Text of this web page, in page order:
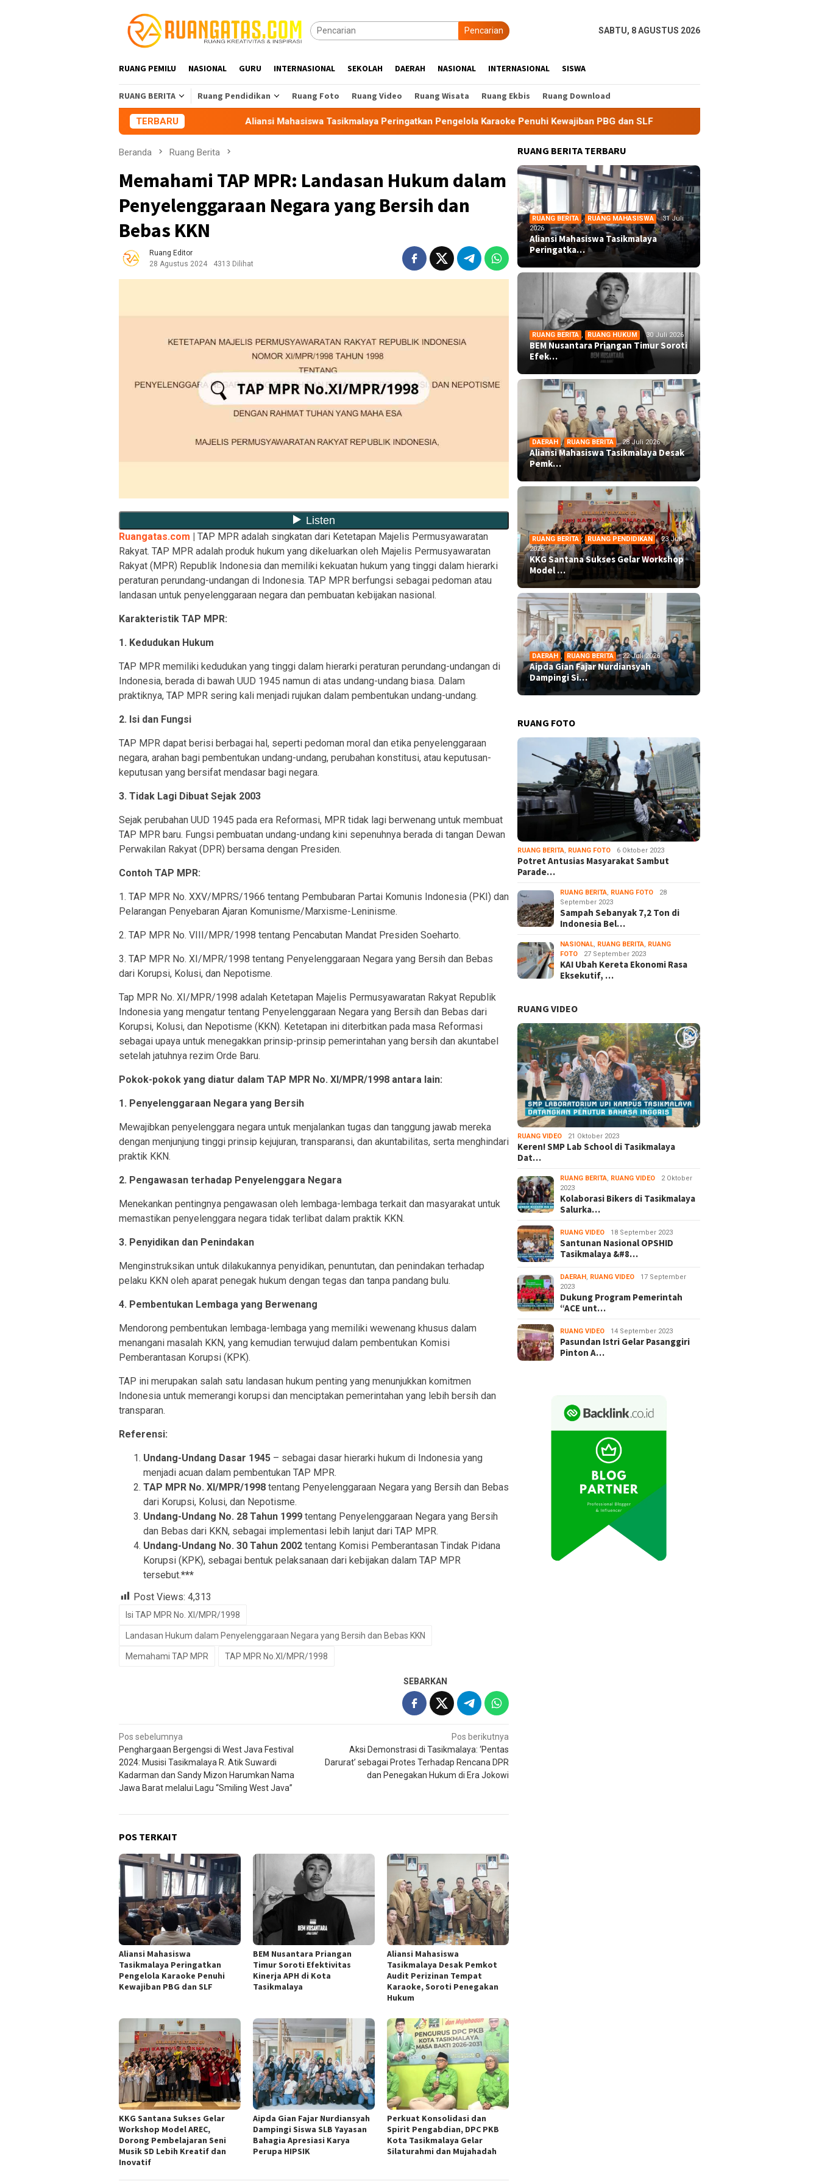
Pencarian SABTU, 8 AGUSTUS 2026
RUANG PEMILU NASIONAL GURU INTERNASIONAL SEKOLAH DAERAH NASIONAL INTERNASIONAL SISWA
RUANG BERITA Ruang Pendidikan Ruang Foto Ruang Video Ruang Wisata Ruang Ekbis Ruang Download
TERBARUAliansi Mahasiswa Tasikmalaya Peringatkan Pengelola Karaoke Penuhi Kewajiban PBG dan SLF BEM Nusantara Priangan Timur Soroti
Beranda Ruang Berita
Memahami TAP MPR: Landasan Hukum dalam
Penyelenggaraan Negara yang Bersih dan
Bebas KKN
Ruang Editor
28 Agustus 2024
4313 Dilihat
Ruangatas.com
TAP MPR adalah singkatan dari Ketetapan Majelis Permusyawaratan
Rakyat. TAP MPR adalah produk hukum yang dikeluarkan oleh Majelis Permusyawaratan
Rakyat (MPR) Republik Indonesia dan memiliki kekuatan hukum yang tinggi dalam hierarki
peraturan perundang-undangan di Indonesia. TAP MPR berfungsi sebagai pedoman atau
landasan untuk penyelenggaraan negara dan pembuatan kebijakan nasional.
Karakteristik TAP MPR:
1. Kedudukan Hukum
TAP MPR memiliki kedudukan yang tinggi dalam hierarki peraturan perundang-undangan di
Indonesia, berada di bawah UUD 1945 namun di atas undang-undang biasa. Dalam
praktiknya, TAP MPR sering kali menjadi rujukan dalam pembentukan undang-undang.
2. Isi dan Fungsi
TAP MPR dapat berisi berbagai hal, seperti pedoman moral dan etika penyelenggaraan
negara, arahan bagi pembentukan undang-undang, perubahan konstitusi, atau keputusan-
keputusan yang bersifat mendasar bagi negara.
3. Tidak Lagi Dibuat Sejak 2003
Sejak perubahan UUD 1945 pada era Reformasi, MPR tidak lagi berwenang untuk membuat
TAP MPR baru. Fungsi pembuatan undang-undang kini sepenuhnya berada di tangan Dewan
Perwakilan Rakyat (DPR) bersama dengan Presiden.
Contoh TAP MPR:
1. TAP MPR No. XXV/MPRS/1966 tentang Pembubaran Partai Komunis Indonesia (PKI) dan
Pelarangan Penyebaran Ajaran Komunisme/Marxisme-Leninisme.
2. TAP MPR No. VIII/MPR/1998 tentang Pencabutan Mandat Presiden Soeharto.
3. TAP MPR No. XI/MPR/1998 tentang Penyelenggaraan Negara yang Bersih dan Bebas
dari Korupsi, Kolusi, dan Nepotisme.
Tap MPR No. XI/MPR/1998 adalah Ketetapan Majelis Permusyawaratan Rakyat Republik
Indonesia yang mengatur tentang Penyelenggaraan Negara yang Bersih dan Bebas dari
Korupsi, Kolusi, dan Nepotisme (KKN). Ketetapan ini diterbitkan pada masa Reformasi
sebagai upaya untuk menegakkan prinsip-prinsip pemerintahan yang bersih dan akuntabel
setelah jatuhnya rezim Orde Baru.
Pokok-pokok yang diatur dalam TAP MPR No. XI/MPR/1998 antara lain:
1. Penyelenggaraan Negara yang Bersih
Mewajibkan penyelenggara negara untuk menjalankan tugas dan tanggung jawab mereka
dengan menjunjung tinggi prinsip kejujuran, transparansi, dan akuntabilitas, serta menghindari
praktik KKN.
2. Pengawasan terhadap Penyelenggara Negara
Menekankan pentingnya pengawasan oleh lembaga-lembaga terkait dan masyarakat untuk
memastikan penyelenggara negara tidak terlibat dalam praktik KKN.
3. Penyidikan dan Penindakan
Menginstruksikan untuk dilakukannya penyidikan, penuntutan, dan penindakan terhadap
pelaku KKN oleh aparat penegak hukum dengan tegas dan tanpa pandang bulu.
4. Pembentukan Lembaga yang Berwenang
Mendorong pembentukan lembaga-lembaga yang memiliki wewenang khusus dalam
menangani masalah KKN, yang kemudian terwujud dalam pembentukan Komisi
Pemberantasan Korupsi (KPK).
TAP ini merupakan salah satu landasan hukum penting yang menunjukkan komitmen
Indonesia untuk memerangi korupsi dan menciptakan pemerintahan yang lebih bersih dan
transparan.
Referensi:
Undang-Undang Dasar 1945 – sebagai dasar hierarki hukum di Indonesia yang
menjadi acuan dalam pembentukan TAP MPR.
TAP MPR No. XI/MPR/1998 tentang Penyelenggaraan Negara yang Bersih dan Bebas
dari Korupsi, Kolusi, dan Nepotisme.
Undang-Undang No. 28 Tahun 1999 tentang Penyelenggaraan Negara yang Bersih
dan Bebas dari KKN, sebagai implementasi lebih lanjut dari TAP MPR.
Undang-Undang No. 30 Tahun 2002 tentang Komisi Pemberantasan Tindak Pidana
Korupsi (KPK), sebagai bentuk pelaksanaan dari kebijakan dalam TAP MPR
tersebut.***
Post Views: 4,313
Isi TAP MPR No. XI/MPR/1998
Landasan Hukum dalam Penyelenggaraan Negara yang Bersih dan Bebas KKN
Memahami TAP MPR TAP MPR No.XI/MPR/1998
SEBARKAN
Navigasi
pos
Pos sebelumnya
Penghargaan Bergengsi di West Java Festival
2024: Musisi Tasikmalaya R. Atik Suwardi
Kadarman dan Sandy Mizon Harumkan Nama
Jawa Barat melalui Lagu “Smiling West Java”
Pos berikutnya
Aksi Demonstrasi di Tasikmalaya: ‘Pentas
Darurat’ sebagai Protes Terhadap Rencana DPR
dan Penegakan Hukum di Era Jokowi
POS TERKAIT
Aliansi Mahasiswa
Tasikmalaya Peringatkan
Pengelola Karaoke Penuhi
Kewajiban PBG dan SLF
BEM Nusantara Priangan
Timur Soroti Efektivitas
Kinerja APH di Kota
Tasikmalaya
Aliansi Mahasiswa
Tasikmalaya Desak Pemkot
Audit Perizinan Tempat
Karaoke, Soroti Penegakan
Hukum
KKG Santana Sukses Gelar
Workshop Model AREC,
Dorong Pembelajaran Seni
Musik SD Lebih Kreatif dan
Inovatif
Aipda Gian Fajar Nurdiansyah
Dampingi Siswa SLB Yayasan
Bahagia Apresiasi Karya
Perupa HIPSIK
Perkuat Konsolidasi dan
Spirit Pengabdian, DPC PKB
Kota Tasikmalaya Gelar
Silaturahmi dan Mujahadah
RUANG BERITA TERBARU
RUANG BERITA , RUANG MAHASISWA
31 Juli
2026
Aliansi Mahasiswa Tasikmalaya
Peringatka…
RUANG BERITA , RUANG HUKUM 30 Juli 2026
BEM Nusantara Priangan Timur Soroti
Efek…
DAERAH , RUANG BERITA 28 Juli 2026
Aliansi Mahasiswa Tasikmalaya Desak
Pemk…
RUANG BERITA , RUANG PENDIDIKAN
23 Juli
2026
KKG Santana Sukses Gelar Workshop
Model …
DAERAH , RUANG BERITA 22 Juli 2026
Aipda Gian Fajar Nurdiansyah
Dampingi Si…
RUANG FOTO
RUANG BERITA, RUANG FOTO 6 Oktober 2023
Potret Antusias Masyarakat Sambut
Parade…
RUANG BERITA, RUANG FOTO
28
September 2023
Sampah Sebanyak 7,2 Ton di
Indonesia Bel…
NASIONAL, RUANG BERITA, RUANG
FOTO
27 September 2023
KAI Ubah Kereta Ekonomi Rasa
Eksekutif, …
RUANG VIDEO
RUANG VIDEO 21 Oktober 2023
Keren! SMP Lab School di Tasikmalaya
Dat…
RUANG BERITA, RUANG VIDEO
2 Oktober
2023
Kolaborasi Bikers di Tasikmalaya
Salurka…
RUANG VIDEO 18 September 2023
Santunan Nasional OPSHID
Tasikmalaya &#8…
DAERAH , RUANG VIDEO
17 September
2023
Dukung Program Pemerintah
“ACE unt…
RUANG VIDEO 14 September 2023
Pasundan Istri Gelar Pasanggiri
Pinton A…